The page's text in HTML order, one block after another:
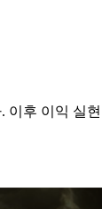
후 이익 실